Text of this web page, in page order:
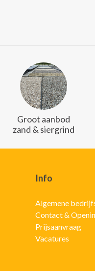
Groot aanbod
zand & siergrind
Info
Algemene
Contact &
Prijsaanvraag
Vacatures